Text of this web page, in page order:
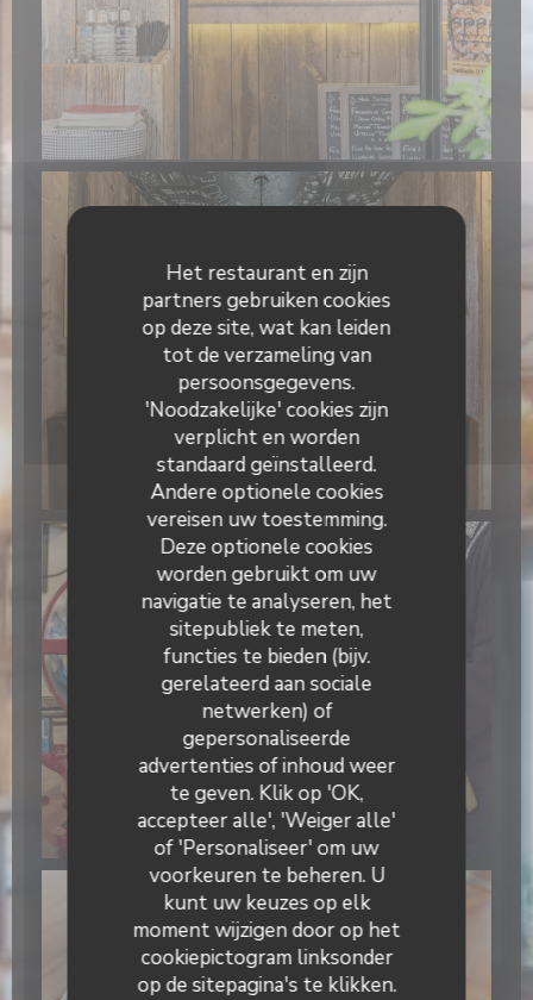
Het restaurant en zijn
partners gebruiken cookies
op deze site, wat kan leiden
tot de verzameling van
persoonsgegevens.
'Noodzakelijke' cookies zijn
verplicht en worden
standaard geïnstalleerd.
Andere optionele cookies
vereisen uw toestemming.
Deze optionele cookies
worden gebruikt om uw
navigatie te analyseren, het
sitepubliek te meten,
functies te bieden (bijv.
gerelateerd aan sociale
netwerken) of
gepersonaliseerde
advertenties of inhoud weer
te geven. Klik op 'OK,
accepteer alle', 'Weiger alle'
of 'Personaliseer' om uw
voorkeuren te beheren. U
kunt uw keuzes op elk
moment wijzigen door op het
cookiepictogram linksonder
op de sitepagina's te klikken.
Il Caravaggio